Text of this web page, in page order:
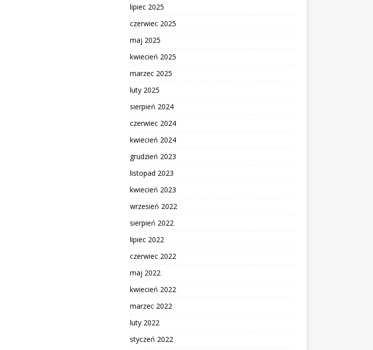
lipiec 2025
czerwiec 2025
maj 2025
kwiecień 2025
marzec 2025
luty 2025
sierpień 2024
czerwiec 2024
kwiecień 2024
grudzień 2023
listopad 2023
kwiecień 2023
wrzesień 2022
sierpień 2022
lipiec 2022
czerwiec 2022
maj 2022
kwiecień 2022
marzec 2022
luty 2022
styczeń 2022